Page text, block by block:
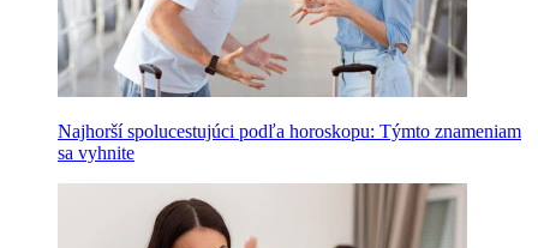
Najhorší spolucestujúci podľa horoskopu: Týmto znameniam
sa vyhnite